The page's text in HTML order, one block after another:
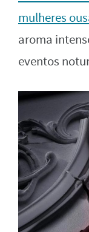
mulheres
aroma
eventos